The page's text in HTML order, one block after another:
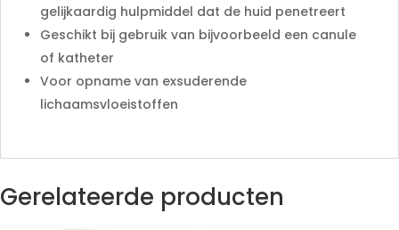
gelijkaardig hulpmiddel dat de huid penetreert
Geschikt bij gebruik van bijvoorbeeld een canule
of katheter
Voor opname van exsuderende
lichaamsvloeistoffen
Gerelateerde producten